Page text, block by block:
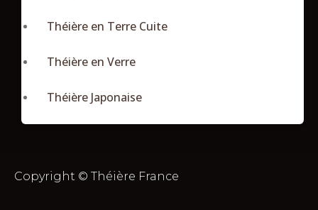
Théière en Terre Cuite
Théière en Verre
Théière Japonaise
Copyright © Théière France